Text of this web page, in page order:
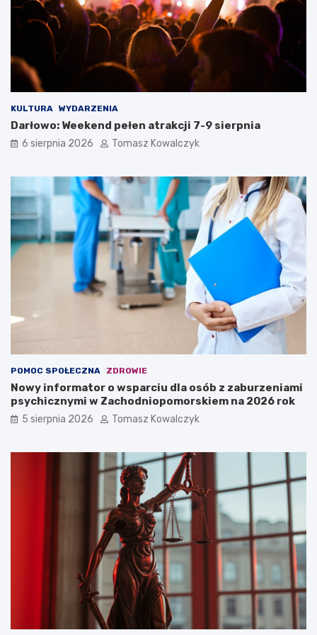
KULTURA WYDARZENIA
Darłowo: Weekend pełen atrakcji 7-9 sierpnia
6 sierpnia 2026 Tomasz Kowalczyk
POMOC SPOŁECZNA ZDROWIE
Nowy informator o wsparciu dla osób z zaburzeniami
psychicznymi w Zachodniopomorskiem na 2026 rok
5 sierpnia 2026 Tomasz Kowalczyk